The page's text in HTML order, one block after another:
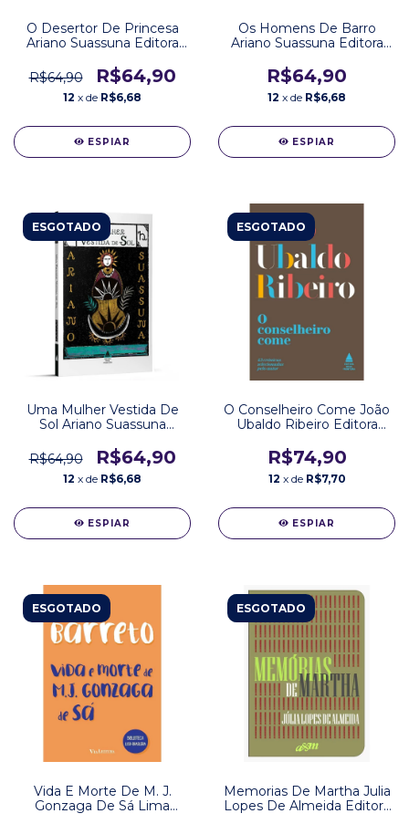
O Desertor De Princesa
Ariano Suassuna Editora
R$64,90
R$64,90
12 x de R$6,68
ESPIAR
Os Homens De Barro
Ariano Suassuna Editora
R$64,90
12 x de R$6,68
ESPIAR
ESGOTADO
Uma Mulher Vestida De
Sol Ariano Suassuna
R$64,90
R$64,90
12 x de R$6,68
ESPIAR
ESGOTADO
O Conselheiro Come João
Ubaldo Ribeiro Editora
R$74,90
12 x de R$7,70
ESPIAR
ESGOTADO
Vida E Morte De M. J.
Gonzaga De Sá Lima
ESGOTADO
Memorias De Martha Julia
Lopes De Almeida Editora